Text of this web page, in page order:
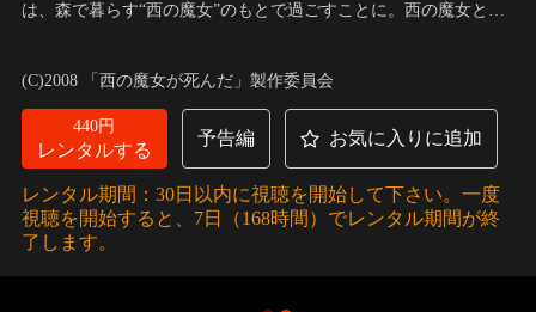
は、森で暮らす“西の魔女”のもとで過ごすことに。西の魔女とは
しい生活をすること」の大切さを教わる…。
(C)2008 「西の魔女が死んだ」製作委員会
440円
レンタルする
予告編 お気に入りに追加
レンタル期間：30日以内に視聴を開始して下さい。一度
視聴を開始すると、7日（168時間）でレンタル期間が終
了します。